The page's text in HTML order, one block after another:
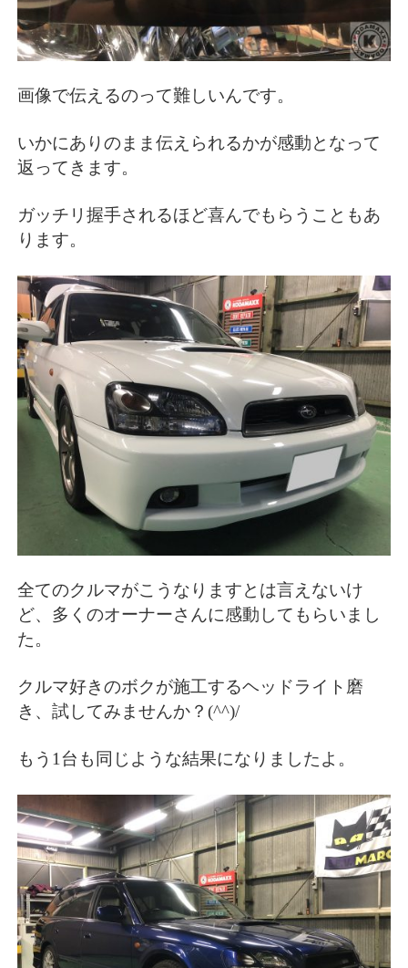
画像で伝えるのって難しいんです。
いかにありのまま伝えられるかが感動となって
返ってきます。
ガッチリ握手されるほど喜んでもらうこともあ
ります。
全てのクルマがこうなりますとは言えないけ
ど、多くのオーナーさんに感動してもらいまし
た。
クルマ好きのボクが施工するヘッドライト磨
き、試してみませんか？(^^)/
もう1台も同じような結果になりましたよ。